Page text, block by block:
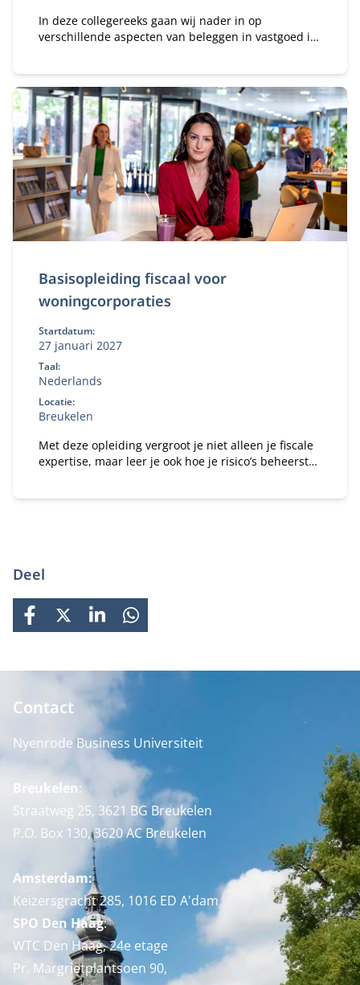
In deze collegereeks gaan wij nader in op
verschillende aspecten van beleggen in vastgoed in
Basisopleiding fiscaal voor
woningcorporaties
Startdatum:
27 januari 2027
Taal:
Nederlands
Locatie:
Breukelen
Met deze opleiding vergroot je niet alleen je fiscale
expertise, maar leer je ook hoe je risico’s beheerst
Deel
FACEBOOK
X LINKEDINWHATSAPP
Contact
Nyenrode Business Universiteit
Breukelen:
Straatweg 25, 3621 BG Breukelen
P.O. Box 130, 3620 AC Breukelen
Amsterdam:
Keizersgracht 285, 1016 ED A'dam
SPO Den Haag:
WTC Den Haag, 24e etage
Pr. Margrietplantsoen 90,